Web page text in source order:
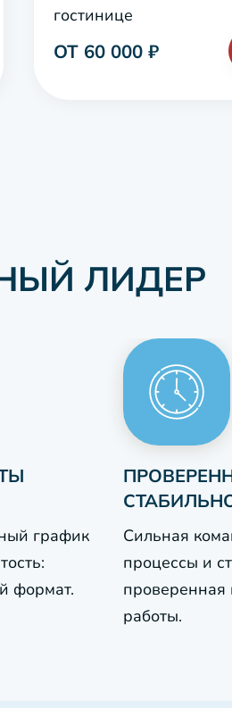
гостинице
ОТ 60 000 ₽
ЛИДЕР
график
формат.
Сильная
процессы и
проверенная
работы.